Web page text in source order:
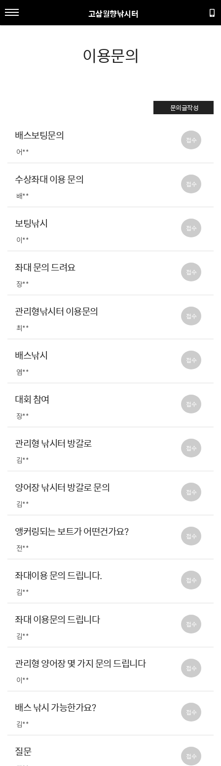
고삼월향낚시터
이용문의
문의글작성
배스보팅문의 접수
어**
수상좌대 이용 문의 접수
배**
보팅낚시 접수
이**
좌대 문의 드려요 접수
장**
관리형낚시터 이용문의 접수
최**
배스낚시 접수
염**
대회 참여 접수
장**
관리형 낚시터 방갈로 접수
김**
양어장 낚시터 방갈로 문의 접수
김**
앵커링되는 보트가 어떤건가요? 접수
전**
좌대이용 문의 드립니다. 접수
김**
좌대 이용문의 드립니다 접수
김**
관리형 양어장 몇 가지 문의 드립니다 접수
이**
배스 낚시 가능한가요? 접수
김**
질문 접수